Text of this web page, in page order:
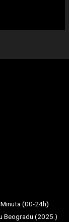
(00-24h)
Beogradu (2025.)